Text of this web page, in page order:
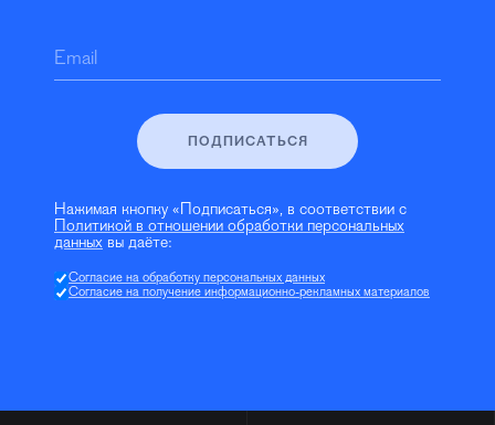
Email
ПОДПИСАТЬСЯ
Нажимая кнопку «Подписаться», в соответствии с
Политикой в отношении обработки персональных
данных вы даёте:
Согласие на обработку персональных данных
Согласие на получение информационно-рекламных материалов